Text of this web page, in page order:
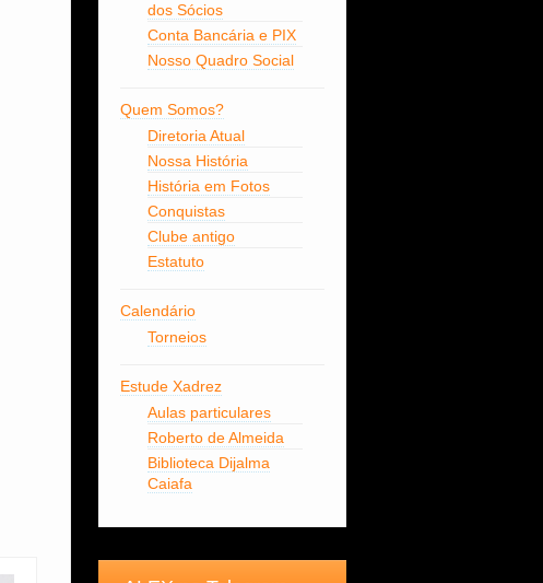
dos Sócios
Conta Bancária e PIX
Nosso Quadro Social
Quem Somos?
Diretoria Atual
Nossa História
História em Fotos
Conquistas
Clube antigo
Estatuto
Calendário
Torneios
Estude Xadrez
Aulas particulares
Roberto de Almeida
Biblioteca Dijalma
Caiafa